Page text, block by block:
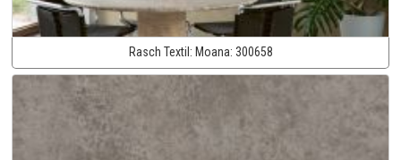
Rasch Textil: Moana: 300658